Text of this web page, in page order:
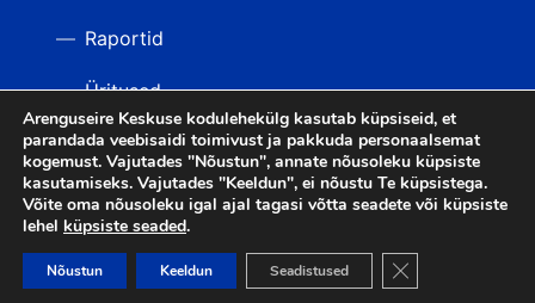
LIITU UUDISKIRJAGA
TAGASI ÜLES
Raportid
Üritused
Videod
Arenguseire Keskuse kodulehekülg kasutab küpsiseid, et
parandada veebisaidi toimivust ja pakkuda personaalsemat
kogemust. Vajutades "Nõustun", annate nõusoleku küpsiste
kasutamiseks. Vajutades "Keeldun", ei nõustu Te küpsistega.
Võite oma nõusoleku igal ajal tagasi võtta seadete või küpsiste
lehel küpsiste seaded.
Nõustun Keeldun Seadistused Close GDPR